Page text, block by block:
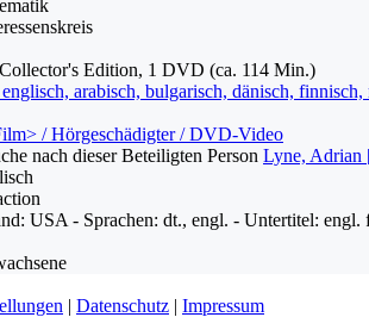
Edition, 1 DVD (ca. 114 Min.)
arabisch, bulgarisch, dänisch,
/ Hörgeschädigter / DVD-Video
nach dieser Beteiligten Person Lyne, Adrian
USA - Sprachen: dt., engl. - Untertitel:
| Datenschutz | Impressum